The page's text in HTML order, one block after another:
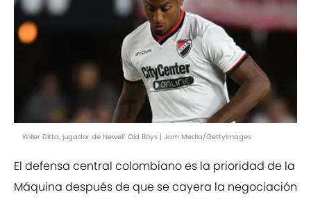
Willer Ditta, jugador de Newell' Old Boys | Jam Media/GettyImages
El defensa central colombiano es la prioridad de la
Máquina después de que se cayera la negociación